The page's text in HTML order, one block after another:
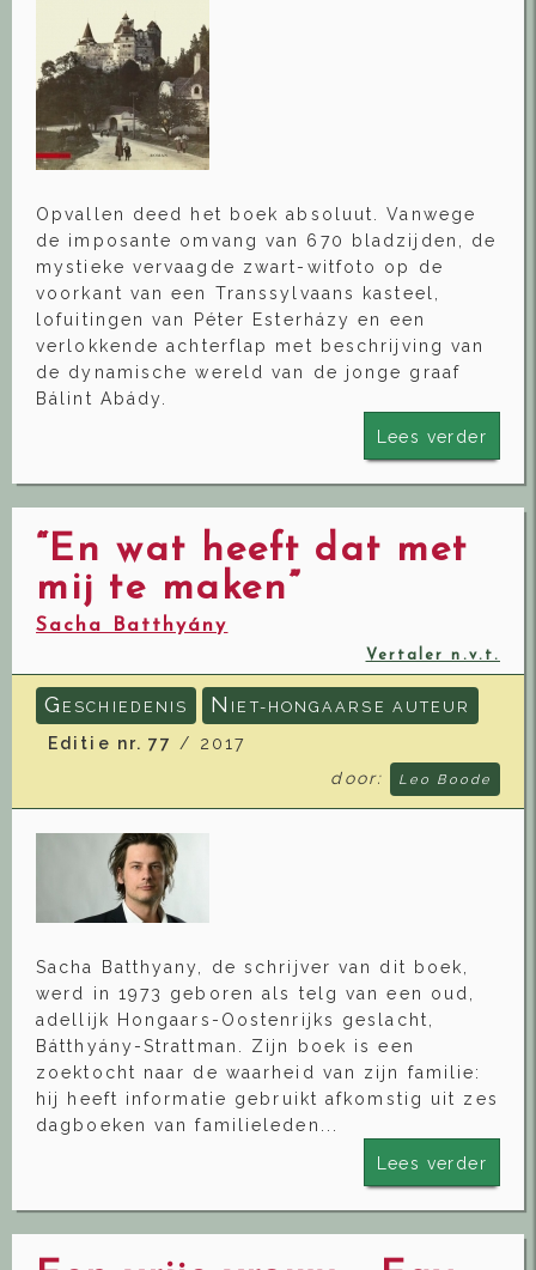
Opvallen deed het boek absoluut. Vanwege
de imposante omvang van 670 bladzijden, de
mystieke vervaagde zwart-witfoto op de
voorkant van een Transsylvaans kasteel,
lofuitingen van Péter Esterházy en een
verlokkende achterflap met beschrijving van
de dynamische wereld van de jonge graaf
Bálint Abády.
Lees verder
“En wat heeft dat met
mij te maken”
Sacha Batthyány
Vertaler n.v.t.
G ESCHIEDENIS N IET-HONGAARSE AUTEUR
Editie nr. 77
/ 2017
door:
Leo Boode
Sacha Batthyany, de schrijver van dit boek,
werd in 1973 geboren als telg van een oud,
adellijk Hongaars-Oostenrijks geslacht,
Bátthyány-Strattman. Zijn boek is een
zoektocht naar de waarheid van zijn familie:
hij heeft informatie gebruikt afkomstig uit zes
dagboeken van familieleden...
Lees verder